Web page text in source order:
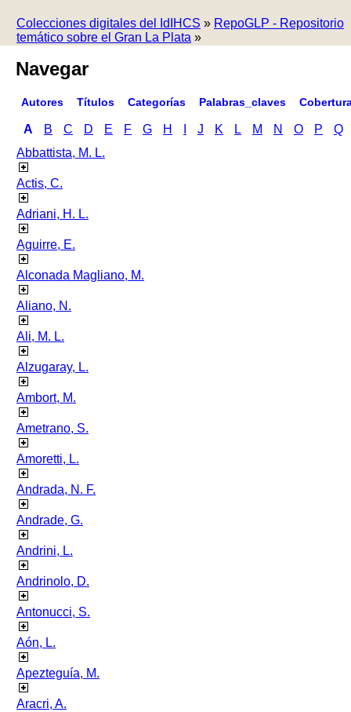
Colecciones digitales del IdIHCS » RepoGLP - Repositorio
temático sobre el Gran La Plata »
Navegar
Autores Títulos Categorías Palabras_claves
A B C D E F G H J K L M N O P
Q
Abbattista, M. L.
Actis, C.
Adriani, H. L.
Aguirre, E.
Alconada Magliano, M.
Aliano, N.
Ali, M. L.
Alzugaray, L.
Ambort, M.
Ametrano, S.
Amoretti, L.
Andrada, N. F.
Andrade, G.
Andrini, L.
Andrinolo, D.
Antonucci, S.
Aón, L.
Apezteguía, M.
Aracri, A.